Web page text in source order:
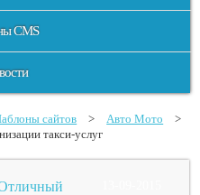
CMS
сайтов > Авто Мото
>
такси-услуг